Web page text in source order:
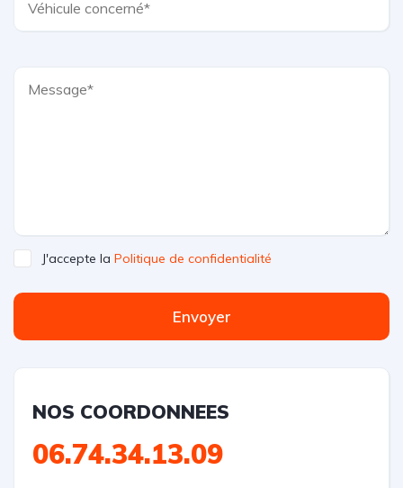
J'accepte la Politique de confidentialité
Envoyer
NOS COORDONNEES
06.74.34.13.09